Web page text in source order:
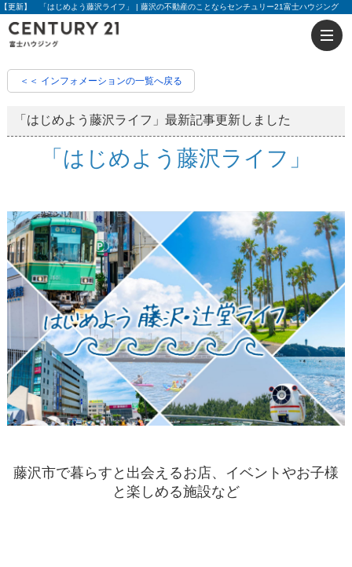
【更新】 「はじめよう藤沢ライフ」 | 藤沢の不動産のことならセンチュリー21富士ハウジング
＜＜ インフォメーションの一覧へ戻る
「はじめよう藤沢ライフ」最新記事更新しました
「はじめよう藤沢ライフ」
藤沢市で暮らすと出会えるお店、イベントやお子様
と楽しめる施設など